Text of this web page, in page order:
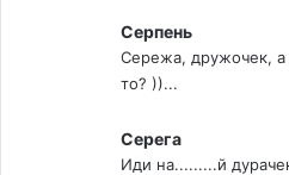
Серпень
Сережа, дружочек, а
то? ))...
Серега
Иди на.........й